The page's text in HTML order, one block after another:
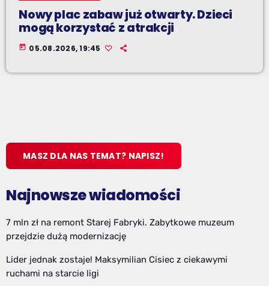
Nowy plac zabaw już otwarty. Dzieci
mogą korzystać z atrakcji
today 05.08.2026, 19:45
MASZ DLA NAS TEMAT? NAPISZ!
Najnowsze wiadomości
7 mln zł na remont Starej Fabryki. Zabytkowe muzeum
przejdzie dużą modernizację
Lider jednak zostaje! Maksymilian Cisiec z ciekawymi
ruchami na starcie ligi